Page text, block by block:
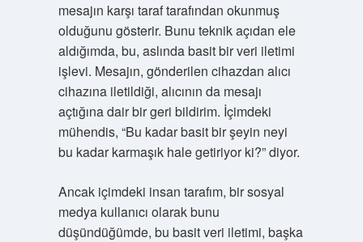
mesajın karşı taraf tarafından okunmuş
olduğunu gösterir. Bunu teknik açıdan ele
aldığımda, bu, aslında basit bir veri iletimi
işlevi. Mesajın, gönderilen cihazdan alıcı
cihazına iletildiği, alıcının da mesajı
açtığına dair bir geri bildirim. İçimdeki
mühendis, “Bu kadar basit bir şeyin neyi
bu kadar karmaşık hale getiriyor ki?” diyor.
Ancak içimdeki insan tarafım, bir sosyal
medya kullanıcı olarak bunu
düşündüğümde, bu basit veri iletimi, başka